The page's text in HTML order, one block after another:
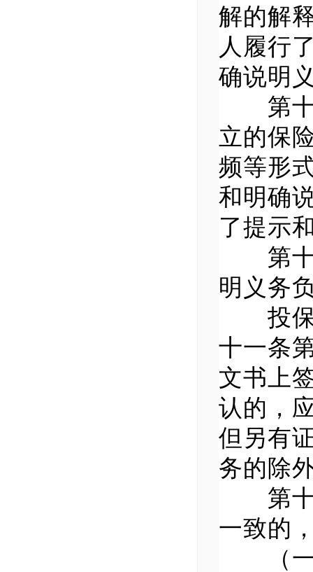
解的解
人履行
确说明
第十
立的保
频等形
和明确
了提示
第十
明义务
投保
十一条
文书上
认的，
但另有
务的除
第十
一致的
（一